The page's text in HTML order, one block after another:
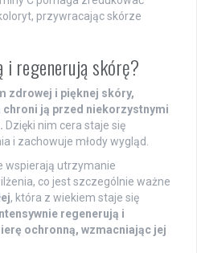
przywracając skórze
i regenerują skórę?
zdrowej i pięknej skóry,
chroni ją przed niekorzystnymi
Dzięki nim cera staje się
i zachowuje młody wygląd.
wspierają utrzymanie
co jest szczególnie ważne
, która z wiekiem staje się
regenerują i
ochronną, wzmacniając jej